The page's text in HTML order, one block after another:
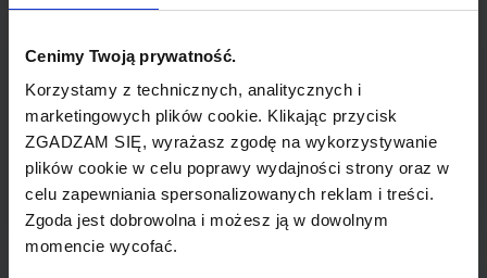
Cenimy Twoją prywatność.
Korzystamy z technicznych, analitycznych i
marketingowych plików cookie. Klikając przycisk
ZGADZAM SIĘ, wyrażasz zgodę na wykorzystywanie
plików cookie w celu poprawy wydajności strony oraz w
celu zapewniania spersonalizowanych reklam i treści.
Zgoda jest dobrowolna i możesz ją w dowolnym
momencie wycofać.
REZERWACJA
online lub telefoniczna
PŁATNOŚĆ
przelew, gotówka, karta